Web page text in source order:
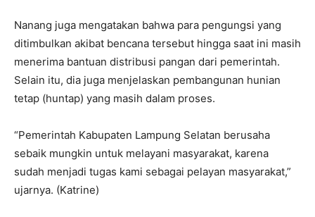
Nanang juga mengatakan bahwa para pengungsi yang
ditimbulkan akibat bencana tersebut hingga saat ini masih
menerima bantuan distribusi pangan dari pemerintah.
Selain itu, dia juga menjelaskan pembangunan hunian
tetap (huntap) yang masih dalam proses.
“Pemerintah Kabupaten Lampung Selatan berusaha
sebaik mungkin untuk melayani masyarakat, karena
sudah menjadi tugas kami sebagai pelayan masyarakat,”
ujarnya. (Katrine)